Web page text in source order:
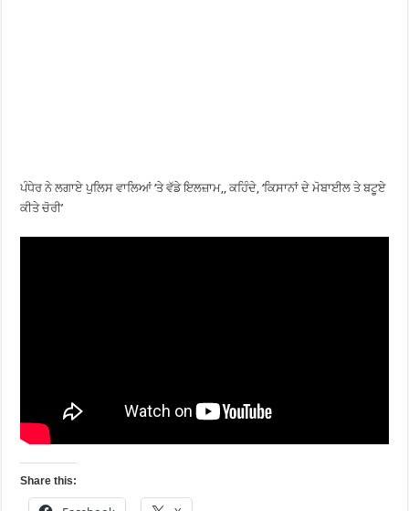
ਪੰਧੇਰ ਨੇ ਲਗਾਏ ਪੁਲਿਸ ਵਾਲਿਆਂ ‘ਤੇ ਵੱਡੇ ਇਲਜ਼ਾਮ,, ਕਹਿੰਦੇ, ‘ਕਿਸਾਨਾਂ ਦੇ ਮੋਬਾਈਲ ਤੇ ਬਟੂਏ
ਕੀਤੇ ਚੋਰੀ’
Share this: